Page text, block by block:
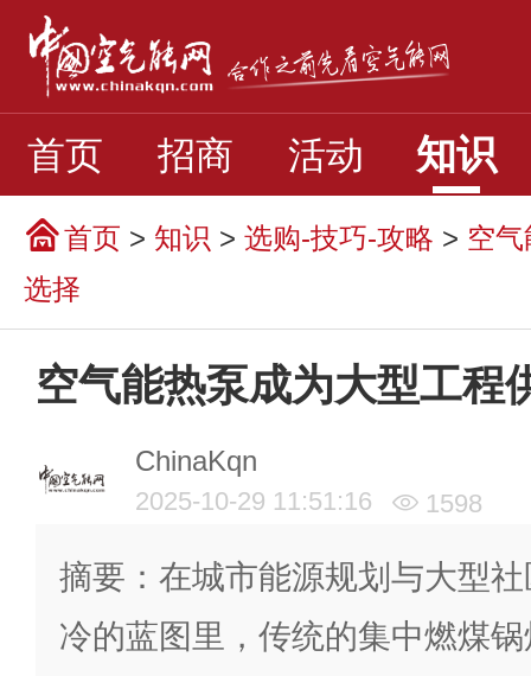
首页 招商 活动 知识
首页 > 知识 > 选购-技巧-攻略 > 空
选择
空气能热泵成为大型工程
ChinaKqn
2025-10-29 11:51:16 1598
摘要：在城市能源规划与大型
冷的蓝图里，传统的集中燃煤